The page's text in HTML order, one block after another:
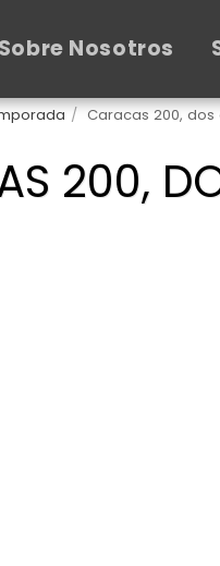
Sobre Nosotros
Caracas 200, dos
200,